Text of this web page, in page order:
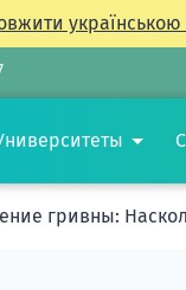
гривны: